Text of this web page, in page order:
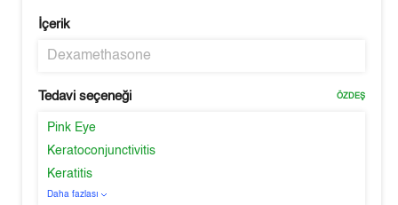
İçerik
Dexamethasone
Tedavi seçeneği ÖZDEŞ
Pink Eye
Keratoconjunctivitis
Keratitis
Daha fazlası